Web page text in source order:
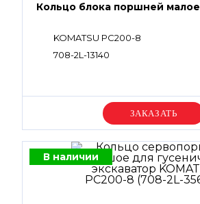
Кольцо блока поршней малое
KOMATSU PC200-8
708-2L-13140
Уточняйте цену
В наличии